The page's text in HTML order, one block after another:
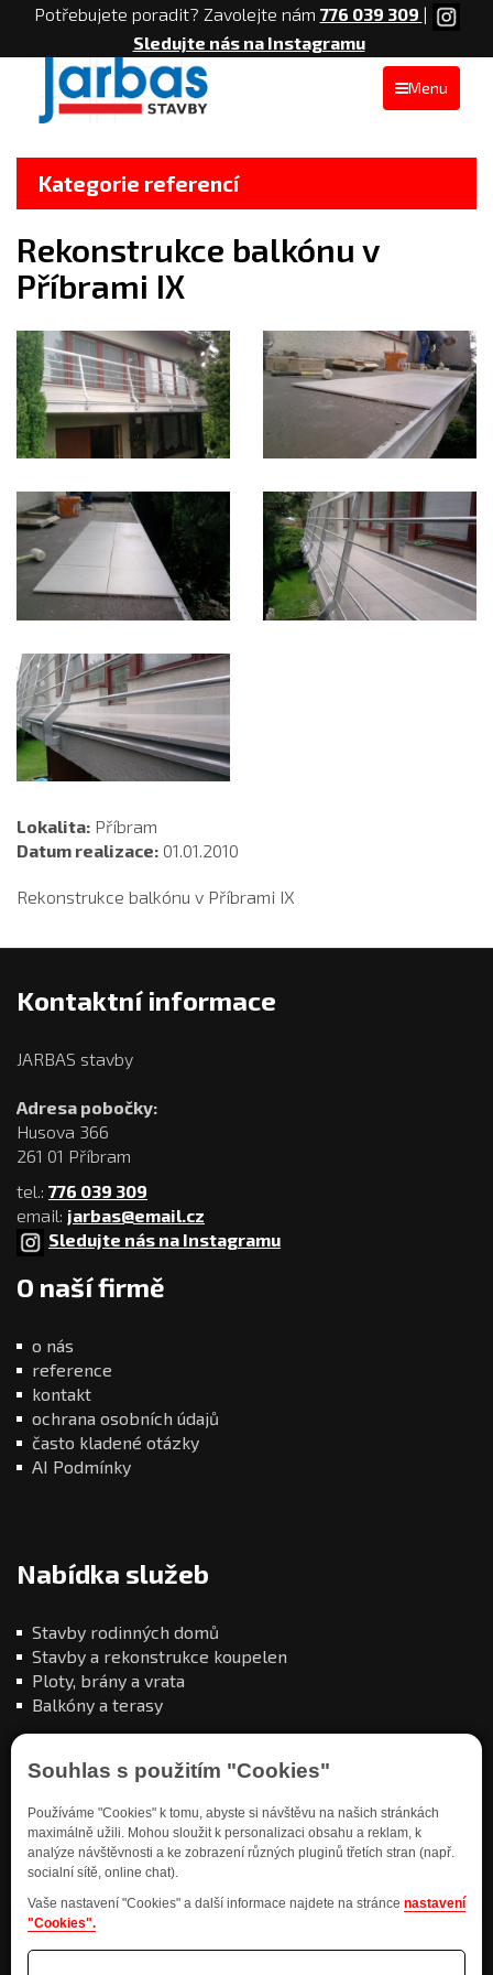
Souhlas s použitím "Cookies"
Používáme "Cookies" k tomu, abyste si návštěvu na našich stránkách
maximálně užili. Mohou sloužit k personalizaci obsahu a reklam, k
analýze návštěvnosti a ke zobrazení různých pluginů třetích stran (např.
socialní sítě, online chat).
Vaše nastavení "Cookies" a další informace najdete na stránce nastavení
"Cookies".
Potřebujete poradit? Zavolejte nám 776 039 309 |
Sledujte nás na Instagramu
Menu
Kategorie referencí
Rekonstrukce balkónu v
Příbrami IX
Lokalita: Příbram
Datum realizace: 01.01.2010
Rekonstrukce balkónu v Příbrami IX
Kontaktní informace
JARBAS stavby
Adresa pobočky:
Husova 366
261 01 Příbram
tel.: 776 039 309
email: jarbas@email.cz
Sledujte nás na Instagramu
O naší firmě
o nás
reference
kontakt
ochrana osobních údajů
často kladené otázky
AI Podmínky
Nabídka služeb
Stavby rodinných domů
Stavby a rekonstrukce koupelen
Ploty, brány a vrata
Balkóny a terasy
Kde nás najdete